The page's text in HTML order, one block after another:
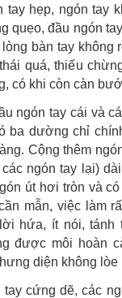
tay hẹp, ngón tay
quẹo, đầu ngón
bàn tay không
quá, thiếu
có khi còn càn
ngón tay cái và
ba dường chỉ
Cộng thêm
ngón tay lại)
út hơi tròn và
mẫn, việc làm
hứa, ít nói, tánh
được môi hoàn
diện không
cứng dẽ, các